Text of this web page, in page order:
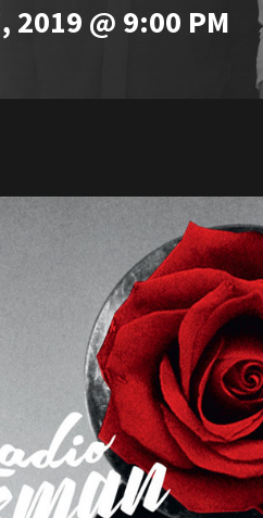
2019 @ 9:00 PM